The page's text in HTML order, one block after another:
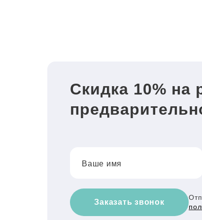
Скидка 10% на
Ваше имя
Заказать звонок